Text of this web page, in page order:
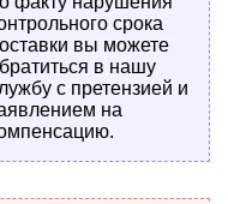
срока
вы можете
в нашу
с претензией и
на